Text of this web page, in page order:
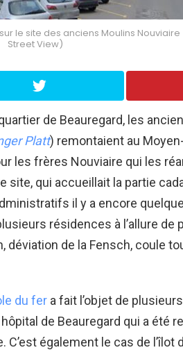
le site des anciens Moulins
Street View)
de Beauregard, les
Platt) remontaient au
les frères Nouviaire qui les
site, qui accueillait la partie
il y a encore
résidences à l’allure de
déviation de la Fensch, coule
du fer a fait l’objet de
de Beauregard qui a été
également le cas de l’îlot